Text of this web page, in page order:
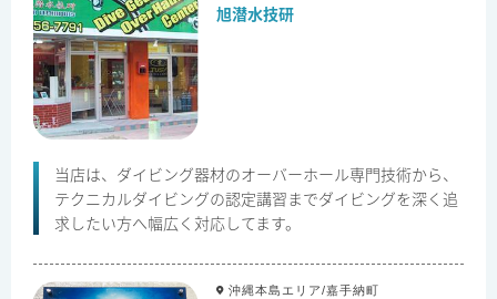
旭潜水技研
当店は、ダイビング器材のオーバーホール専門技術から、
テクニカルダイビングの認定講習までダイビングを深く追
求したい方へ幅広く対応してます。
沖縄本島エリア/嘉手納町